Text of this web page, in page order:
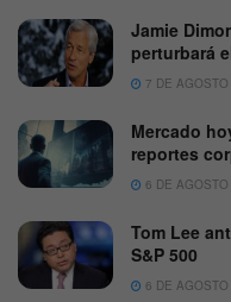
Jamie
perturbará
7 DE
Mercado
reportes
6 DE
Tom Lee
S&P 500
6 DE